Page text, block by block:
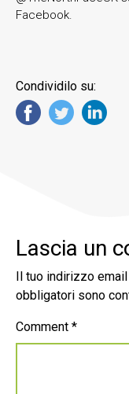
Facebook.
Condividilo su:
Lascia un
Il tuo indirizzo
obbligatori sono
Comment *